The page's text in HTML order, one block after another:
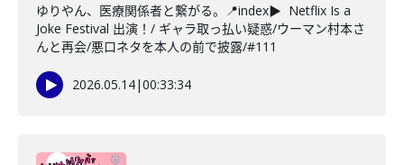
ゆりやん、医療関係者と繋がる。📍index▶ Netflix Is a
Joke Festival 出演！/ ギャラ取っ払い疑惑/ウーマン村本さ
んと再会/悪口ネタを本人の前で披露/#111
2026.05.14|00:33:34